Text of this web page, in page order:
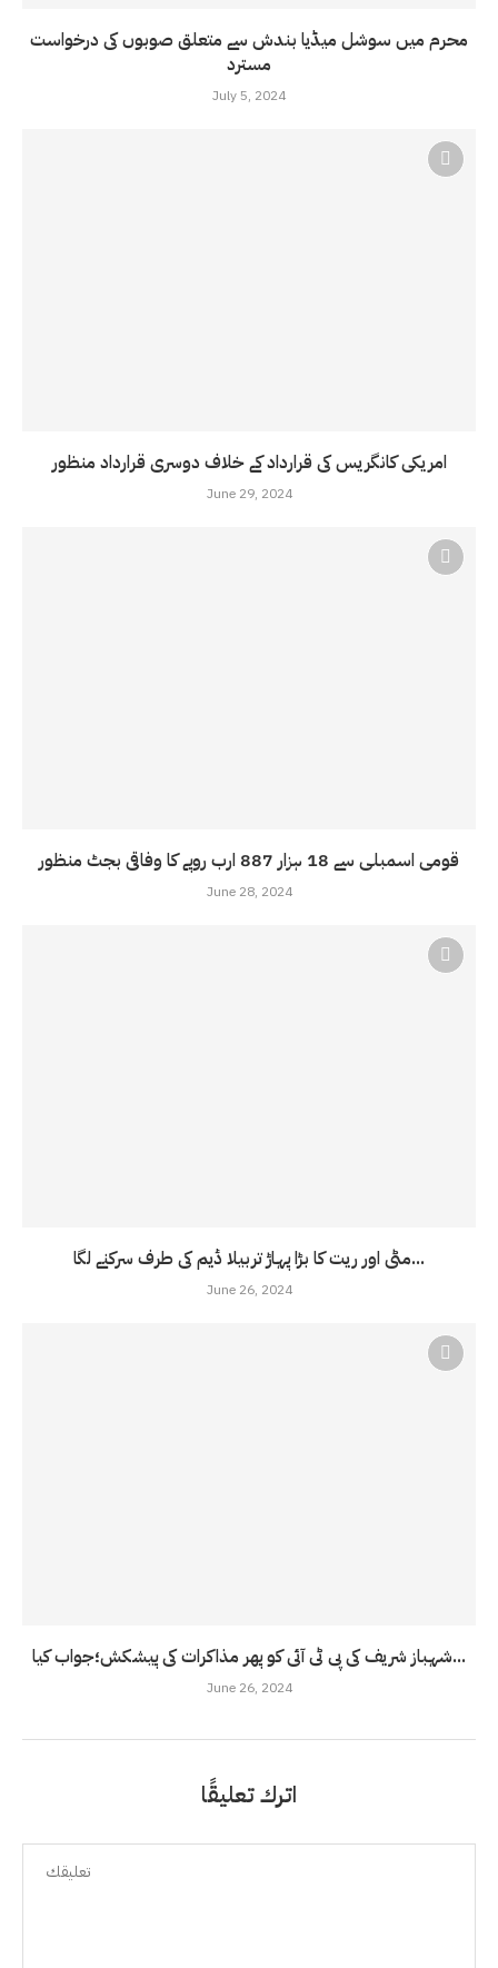
محرم میں سوشل میڈیا بندش سے متعلق صوبوں کی درخواست
مسترد
July 5, 2024
امریکی کانگریس کی قرارداد کے خلاف دوسری قرارداد منظور
June 29, 2024
قومی اسمبلی سے 18 ہزار 887 ارب روپے کا وفاقی بجٹ منظور
June 28, 2024
مٹی اور ریت کا بڑا پہاڑ تربیلا ڈیم کی طرف سرکنے لگا...
June 26, 2024
شہباز شریف کی پی ٹی آئی کو پھر مذاکرات کی پیشکش؛جواب کیا...
June 26, 2024
اترك تعليقًا